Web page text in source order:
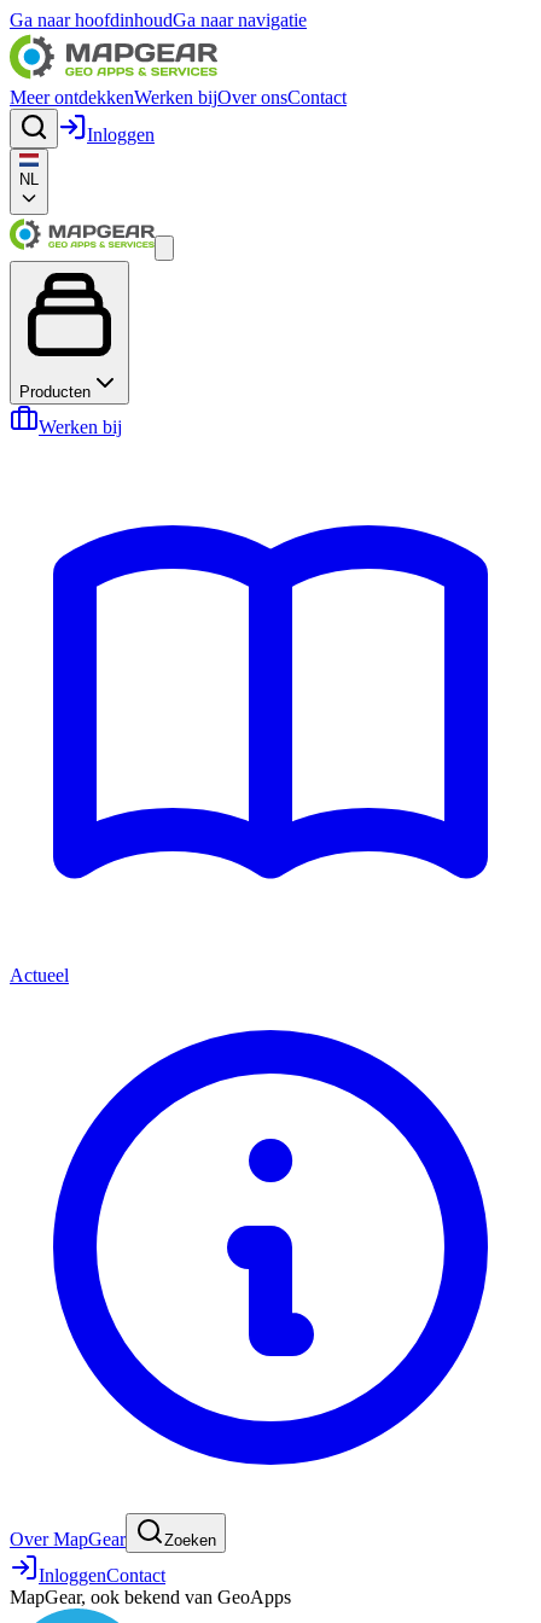
Ga naar hoofdinhoudGa naar navigatie
Meer ontdekkenWerken bijOver onsContact
Inloggen
NL
Producten
Werken bij
Actueel
Over MapGear Zoeken
InloggenContact
MapGear, ook bekend van GeoApps